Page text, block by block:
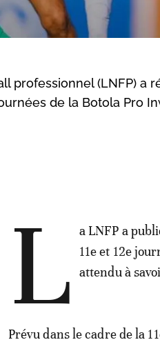
professionnel (LNFP) a
de la Botola Pro
L
a LNFP a
11e et 12e
attendu à
Prévu dans le cadre de la